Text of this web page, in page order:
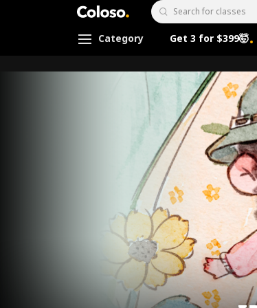
Coloso. Search Input
Coloso Menu
Category Get 3 for $399🤯